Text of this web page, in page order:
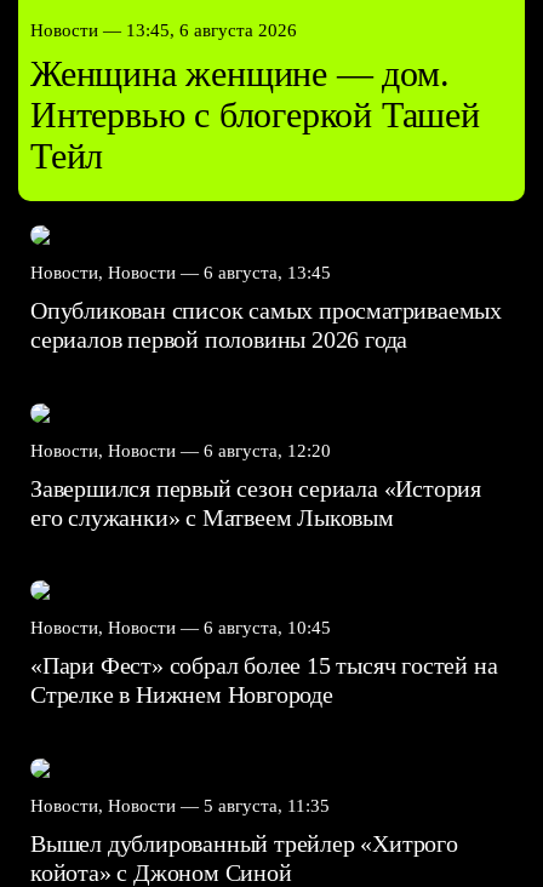
Новости — 13:45, 6 августа 2026
Женщина женщине — дом.
Интервью с блогеркой Ташей
Тейл
Новости, Новости — 6 августа, 13:45
Опубликован список самых просматриваемых
сериалов первой половины 2026 года
Новости, Новости — 6 августа, 12:20
Завершился первый сезон сериала «История
его служанки» с Матвеем Лыковым
Новости, Новости — 6 августа, 10:45
«Пари Фест» собрал более 15 тысяч гостей на
Стрелке в Нижнем Новгороде
Новости, Новости — 5 августа, 11:35
Вышел дублированный трейлер «Хитрого
койота» с Джоном Синой